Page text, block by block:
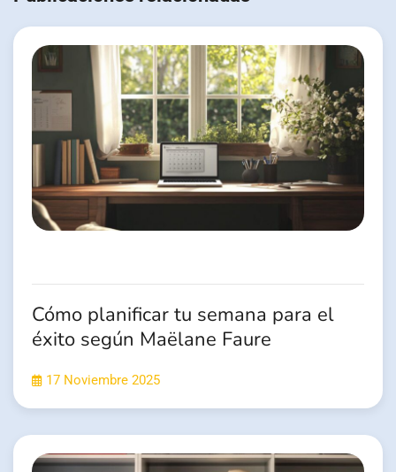
Cómo planificar tu semana para el
éxito según Maëlane Faure
17 Noviembre 2025